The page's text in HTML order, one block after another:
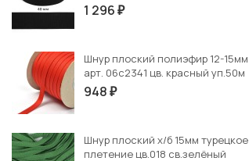
1 296 ₽
Шнур плоский полиэфир 12-15мм
арт. 06с2341 цв. красный уп.50м
948 ₽
Шнур плоский х/б 15мм турецкое
плетение цв.018 св.зелёный